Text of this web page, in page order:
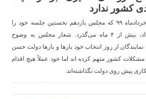
کشور ندارد
از هفتم خردادماه ۹۹ که مجلس یازدهم نخستین جلسه خود را
تشکیل داد، بیش از ۴ ماه می‌گذرد. شعار مجلس به وضوح
از روز انتخاب خود بارها و بارها دولت حسن
مشکلات کشور متهم کرده اند اما خود عملاً هیچ اقدام
پیش روی دولت نگذاشته‌اند.